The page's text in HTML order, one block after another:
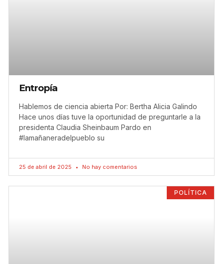
Entropía
Hablemos de ciencia abierta Por: Bertha Alicia Galindo
Hace unos días tuve la oportunidad de preguntarle a la
presidenta Claudia Sheinbaum Pardo en
#lamañaneradelpueblo su
25 de abril de 2025 No hay comentarios
POLÍTICA